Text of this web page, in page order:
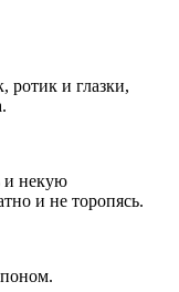
ротик и глазки,
и некую
и не торопясь.